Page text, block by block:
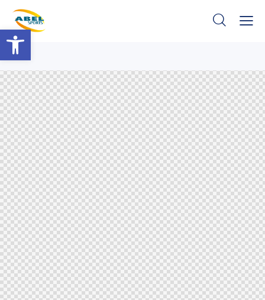
Barra de Ferramentas Aberta